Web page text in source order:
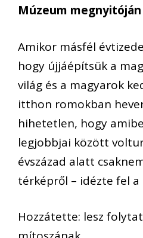
Múzeum
Amikor másfél
hogy újjáépítsük a
világ és a magyarok
itthon romokban
hihetetlen, hogy
legjobbjai között
évszázad alatt
térképről – idézte fel
Hozzátette: lesz